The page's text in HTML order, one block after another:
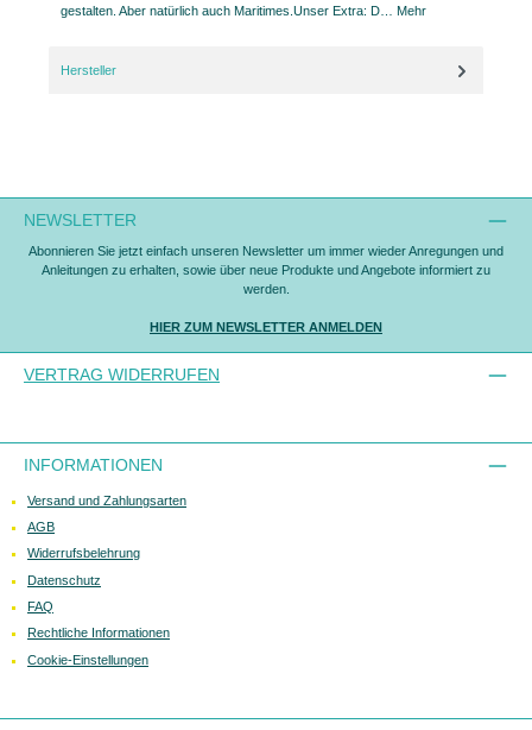
gestalten. Aber natürlich auch Maritimes.Unser Extra: D… Mehr
Hersteller
NEWSLETTER
Abonnieren Sie jetzt einfach unseren Newsletter um immer wieder Anregungen und
Anleitungen zu erhalten, sowie über neue Produkte und Angebote informiert zu
werden.
HIER ZUM NEWSLETTER ANMELDEN
VERTRAG WIDERRUFEN
INFORMATIONEN
Versand und Zahlungsarten
AGB
Widerrufsbelehrung
Datenschutz
FAQ
Rechtliche Informationen
Cookie-Einstellungen